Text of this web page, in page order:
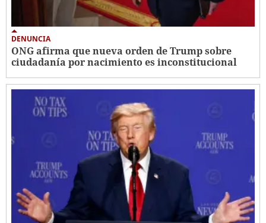
DENUNCIA
ONG afirma que nueva orden de Trump sobre
ciudadanía por nacimiento es inconstitucional